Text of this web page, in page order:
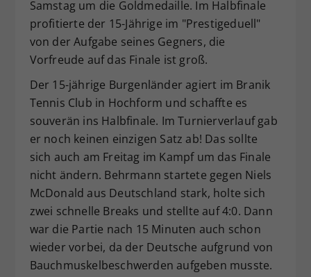
Samstag um die Goldmedaille. Im Halbfinale
profitierte der 15-Jährige im "Prestigeduell"
von der Aufgabe seines Gegners, die
Vorfreude auf das Finale ist groß.
Der 15-jährige Burgenländer agiert im Branik
Tennis Club in Hochform und schaffte es
souverän ins Halbfinale. Im Turnierverlauf gab
er noch keinen einzigen Satz ab! Das sollte
sich auch am Freitag im Kampf um das Finale
nicht ändern. Behrmann startete gegen Niels
McDonald aus Deutschland stark, holte sich
zwei schnelle Breaks und stellte auf 4:0. Dann
war die Partie nach 15 Minuten auch schon
wieder vorbei, da der Deutsche aufgrund von
Bauchmuskelbeschwerden aufgeben musste.
Zweck
Dieser Wert speichert Ihre Consent-
Einstellungen. Unter anderem eine
zufällig generierte ID, für die
historische Speicherung Ihrer
vorgenommen Einstellungen, falls der
Webseiten-Betreiber dies eingestellt
hat.